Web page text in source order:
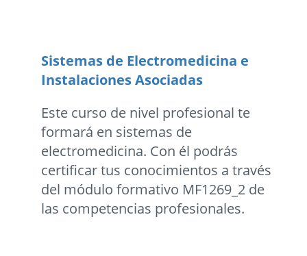
Sistemas de Electromedicina e
Instalaciones Asociadas
Este curso de nivel profesional te
formará en sistemas de
electromedicina. Con él podrás
certificar tus conocimientos a través
del módulo formativo MF1269_2 de
las competencias profesionales.